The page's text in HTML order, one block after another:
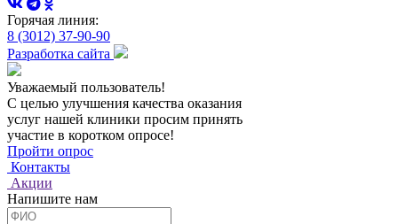
Горячая линия:
8 (3012) 37-90-90
Разработка сайта
Уважаемый пользователь!
С целью улучшения качества оказания
услуг нашей клиники просим принять
участие в коротком опросе!
Пройти опрос
Контакты
Акции
Напишите нам